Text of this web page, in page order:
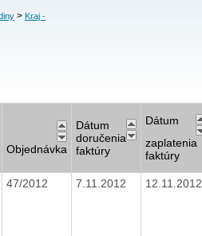
> Kraj -
Objednávka
Dátum
doručenia
faktúry
Dátum
zaplatenia
faktúry
47/2012 7.11.2012 12.11.2012